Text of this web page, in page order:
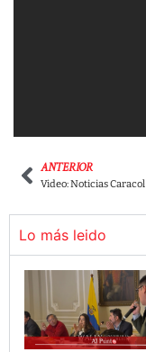
ANTERIOR
Lo más leido